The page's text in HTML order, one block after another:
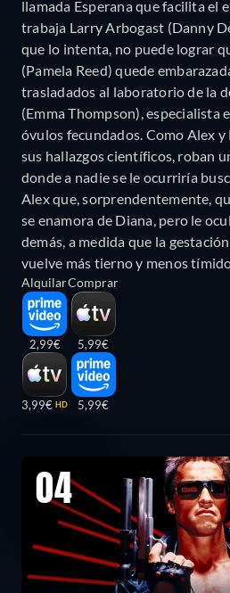
llamada Esperana que facilita el
trabaja Larry Arbogast (Danny
que lo intenta, no puede lograr
(Pamela Reed) quede
trasladados al laboratorio de la
(Emma Thompson), especialista
óvulos fecundados. Como Alex
sus hallazgos científicos, roban
donde a nadie se le ocurriría
Alex que, sorprendentemente,
se enamora de Diana, pero le
demás, a medida que la
vuelve más tierno y menos
Alquilar
2,99€
3,99€ HD
Comprar
5,99€
5,99€
04